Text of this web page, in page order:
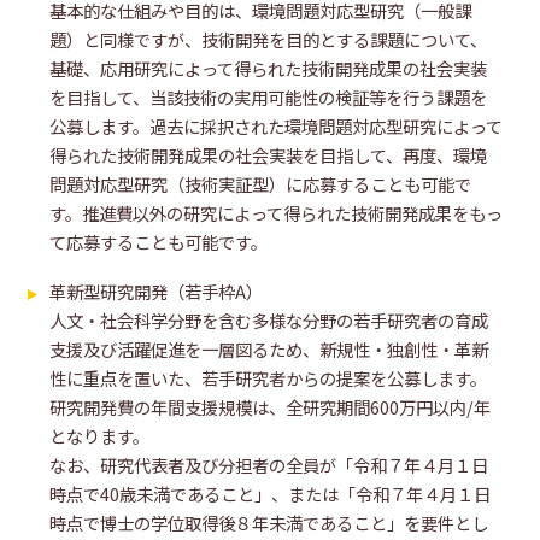
基本的な仕組みや目的は、環境問題対応型研究（一般課
題）と同様ですが、技術開発を目的とする課題について、
基礎、応用研究によって得られた技術開発成果の社会実装
を目指して、当該技術の実用可能性の検証等を行う課題を
公募します。過去に採択された環境問題対応型研究によって
得られた技術開発成果の社会実装を目指して、再度、環境
問題対応型研究（技術実証型）に応募することも可能で
す。推進費以外の研究によって得られた技術開発成果をもっ
て応募することも可能です。
革新型研究開発（若手枠A）
人文・社会科学分野を含む多様な分野の若手研究者の育成
支援及び活躍促進を一層図るため、新規性・独創性・革新
性に重点を置いた、若手研究者からの提案を公募します。
研究開発費の年間支援規模は、全研究期間600万円以内/年
となります。
なお、研究代表者及び分担者の全員が「令和７年４月１日
時点で40歳未満であること」、または「令和７年４月１日
時点で博士の学位取得後８年未満であること」を要件とし